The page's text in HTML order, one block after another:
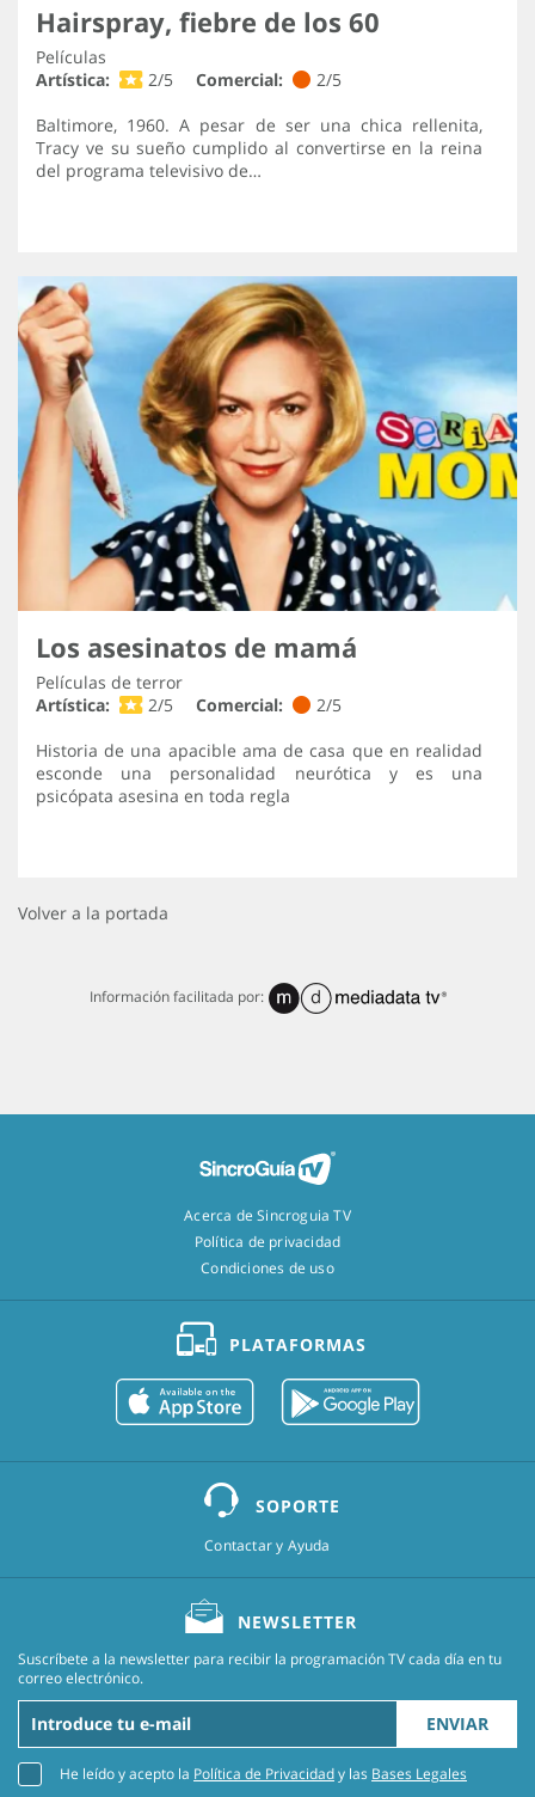
Hairspray, fiebre de los 60
Películas
Artística:
2/5 Comercial:
2/5
Baltimore, 1960. A pesar de ser una chica rellenita,
Tracy ve su sueño cumplido al convertirse en la reina
del programa televisivo de…
Los asesinatos de mamá
Películas de terror
Artística:
2/5 Comercial:
2/5
Historia de una apacible ama de casa que en realidad
esconde una personalidad neurótica y es una
psicópata asesina en toda regla
Volver a la portada
Información facilitada por:
Acerca de Sincroguia TV
Política de privacidad
Condiciones de uso
PLATAFORMAS
SOPORTE
Contactar y Ayuda
NEWSLETTER
Suscríbete a la newsletter para recibir la programación TV cada día en tu
correo electrónico.
ENVIAR
He leído y acepto la Política de Privacidady las Bases Legales